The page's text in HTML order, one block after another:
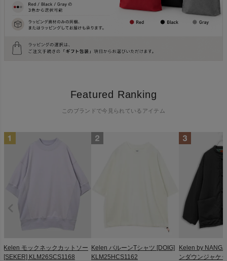
Featured Ranking
このブランドで今見られているアイテム
Kelen モックネックカットソー
[SEKER] KLM26SCS1168
Kelen バルーンTシャツ [DOIG]
KLM25HCS1162
Kelen by
ンダウンジャケ